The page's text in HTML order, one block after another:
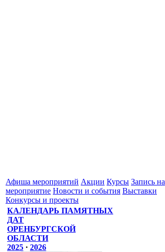
Афиша мероприятий Акции Курсы Запись на
мероприятие Новости и события Выставки
Конкурсы и проекты
КАЛЕНДАРЬ ПАМЯТНЫХ
ДАТ
ОРЕНБУРГСКОЙ
ОБЛАСТИ
2025 · 2026